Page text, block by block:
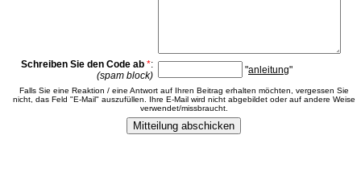
Schreiben Sie den Code ab *:
(spam block)
"anleitung"
Falls Sie eine Reaktion / eine Antwort auf Ihren Beitrag erhalten möchten, vergessen Sie
nicht, das Feld "E-Mail" auszufüllen. Ihre E-Mail wird nicht abgebildet oder auf andere Weise
verwendet/missbraucht.